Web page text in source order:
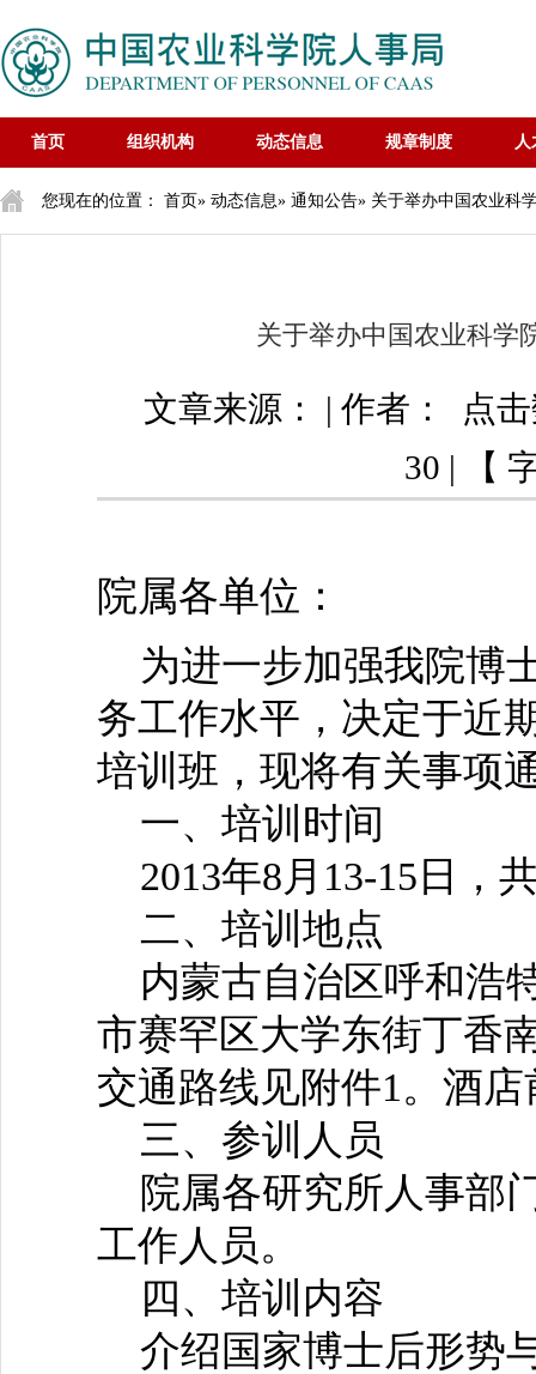
首页 组织机构 动态信息 规章制度 人
您现在的位置： 首页» 动态信息» 通知公告» 关于举办中国农业科
关于举办中国农业科学
文章来源： | 作者： 点
30 | 【
院属各单位：
为进一步加强我院博
务工作水平，决定于近
培训班，现将有关事项
一、培训时间
2013年8月13-15日，
二、培训地点
内蒙古自治区呼和浩
市赛罕区大学东街丁香
交通路线见附件1。酒店
三、参训人员
院属各研究所人事部
工作人员。
四、培训内容
介绍国家博士后形势